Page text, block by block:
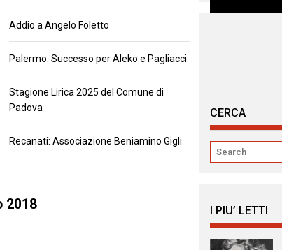
Addio a Angelo Foletto
Palermo: Successo per Aleko e Pagliacci
Stagione Lirica 2025 del Comune di
Padova
Recanati: Associazione Beniamino Gigli
2018
CERCA
I PIU’ LETTI